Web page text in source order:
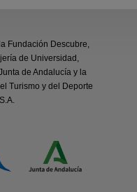
Fundación Descubre,
de Universidad,
de Andalucía y la
Turismo y del Deporte